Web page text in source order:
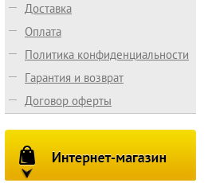
Доставка
Оплата
Политика конфиденциальности
Гарантия и возврат
Договор оферты